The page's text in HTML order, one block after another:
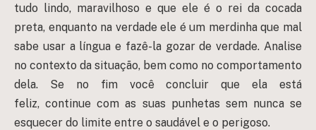
tudo lindo, maravilhoso e que ele é o rei da cocada
preta, enquanto na verdade ele é um merdinha que mal
sabe usar a língua e fazê-la gozar de verdade. Analise
no contexto da situação, bem como no comportamento
dela. Se no fim você concluir que ela está
feliz, continue com as suas punhetas sem nunca se
esquecer do limite entre o saudável e o perigoso.